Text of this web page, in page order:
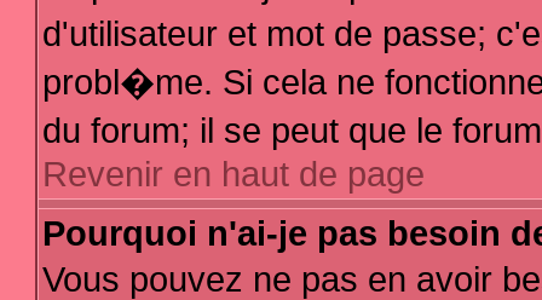
d'utilisateur et mot de passe;
probl�me. Si cela ne
du forum; il se peut que le
Revenir en haut de page
Pourquoi n'ai-je pas besoin
Vous pouvez ne pas en avoir